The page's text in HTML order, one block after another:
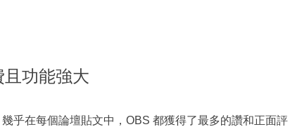
功能強大
乎在每個論壇貼文中，OBS 都獲得了最多的讚和正面評